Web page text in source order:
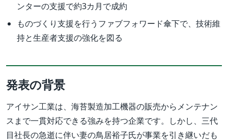
ンターの支援で約3カ月で成約
ものづくり支援を行うファブフォワード傘下で、技術維
持と生産者支援の強化を図る
発表の背景
アイサン工業は、海苔製造加工機器の販売からメンテナン
スまで一貫対応できる強みを持つ企業です。しかし、三代
目社長の急逝に伴い妻の鳥居裕子氏が事業を引き継いだも